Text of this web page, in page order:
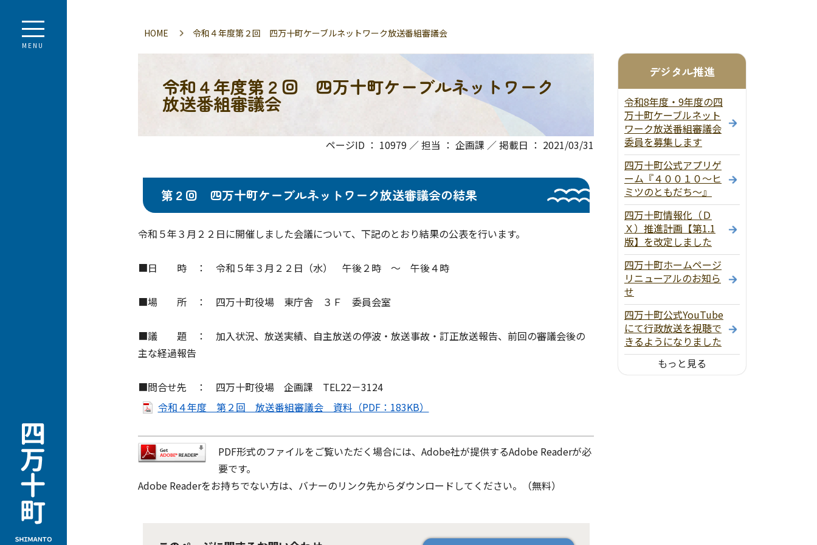
MENU
HOME 令和４年度第２回 四万十町ケーブルネットワーク放送番組審議会
令和４年度第２回 四万十町ケーブルネットワーク
放送番組審議会
ページID ： 10979 ／ 担当 ： 企画課 ／ 掲載日 ： 2021/03/31
第２回 四万十町ケーブルネットワーク放送審議会の結果
令和５年３月２２日に開催しました会議について、下記のとおり結果の公表を行います。
■日 時 ： 令和５年３月２２日（水） 午後２時 ～ 午後４時
■場 所 ： 四万十町役場 東庁舎 ３Ｆ 委員会室
■議 題 ： 加入状況、放送実績、自主放送の停波・放送事故・訂正放送報告、前回の審議会後の
主な経過報告
■問合せ先 ： 四万十町役場 企画課 TEL22－3124
令和４年度 第２回 放送番組審議会 資料（PDF：183KB）
PDF形式のファイルをご覧いただく場合には、Adobe社が提供するAdobe Readerが必
要です。
Adobe Readerをお持ちでない方は、バナーのリンク先からダウンロードしてください。（無料）
デジタル推進
令和8年度・9年度の四
万十町ケーブルネット
ワーク放送番組審議会
委員を募集します
四万十町公式アプリゲ
ーム『４００１０～ヒ
ミツのともだち～』
四万十町情報化（Ｄ
Ｘ）推進計画【第1.1
版】を改定しました
四万十町ホームページ
リニューアルのお知ら
せ
四万十町公式YouTube
にて行政放送を視聴で
きるようになりました
もっと見る